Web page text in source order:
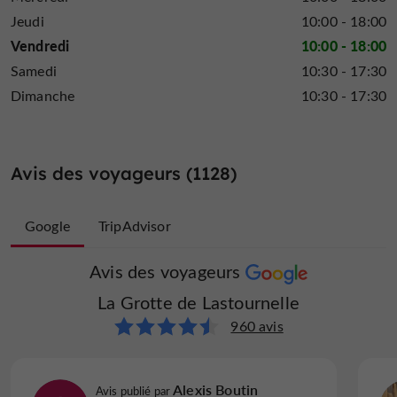
lotetgaronne.com/itineraires/sainte-colombe-de-
villeneuve-la-balade-du-lac-de-banierettes/
Jours et horaires d'ouverture
ou06 63 88 90 60
Il fait 14°C dans la grotte et le sol est humide,
Visites à 15h30 et 16h30 ;
Animations pendant les vacances scolaires.
En mai et juin
Jeudi
10:00 - 18:00
Vendredi 10:00 - 18:00
Samedi
10:30 - 17:30
Dimanche
10:30 - 17:30
Avis des voyageurs (1128)
Google
Avis des voyageurs
La Grotte de Lastournelle
960 avis
Avis publié parAlexis Boutin
TripAdvisor
Avis des voyageurs
La Grotte de Lastournelle
168 avis
Avis publié parTravel_with_axelle